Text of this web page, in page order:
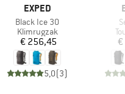
MERK
EXPED
Artikel
Black Ice 30
Productgroep
Klimrugzak
Prijs
€ 256,45
5,0(3)
€